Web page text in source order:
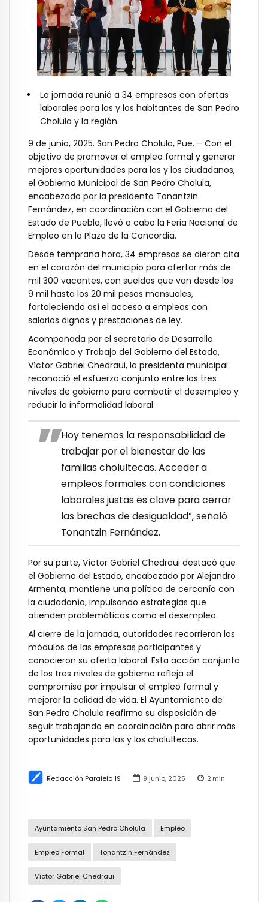
Redacción Paralelo 19 9 junio, 2025 2 min
Ayuntamiento San Pedro Cholula Empleo
Empleo Formal Tonantzin Fernández
Víctor Gabriel Chedraui
La jornada reunió a 34 empresas con ofertas
laborales para las y los habitantes de San Pedro
Cholula y la región.
9 de junio, 2025. San Pedro Cholula, Pue. – Con el
objetivo de promover el empleo formal y generar
mejores oportunidades para las y los ciudadanos,
el Gobierno Municipal de San Pedro Cholula,
encabezado por la presidenta Tonantzin
Fernández, en coordinación con el Gobierno del
Estado de Puebla, llevó a cabo la Feria Nacional de
Empleo en la Plaza de la Concordia.
Desde temprana hora, 34 empresas se dieron cita
en el corazón del municipio para ofertar más de
mil 300 vacantes, con sueldos que van desde los
9 mil hasta los 20 mil pesos mensuales,
fortaleciendo así el acceso a empleos con
salarios dignos y prestaciones de ley.
Acompañada por el secretario de Desarrollo
Económico y Trabajo del Gobierno del Estado,
Víctor Gabriel Chedraui, la presidenta municipal
reconoció el esfuerzo conjunto entre los tres
niveles de gobierno para combatir el desempleo y
reducir la informalidad laboral.
Hoy tenemos la responsabilidad de
trabajar por el bienestar de las
familias cholultecas. Acceder a
empleos formales con condiciones
laborales justas es clave para cerrar
las brechas de desigualdad”, señaló
Tonantzin Fernández.
Por su parte, Víctor Gabriel Chedraui destacó que
el Gobierno del Estado, encabezado por Alejandro
Armenta, mantiene una política de cercanía con
la ciudadanía, impulsando estrategias que
atienden problemáticas como el desempleo.
Al cierre de la jornada, autoridades recorrieron los
módulos de las empresas participantes y
conocieron su oferta laboral. Esta acción conjunta
de los tres niveles de gobierno refleja el
compromiso por impulsar el empleo formal y
mejorar la calidad de vida. El Ayuntamiento de
San Pedro Cholula reafirma su disposición de
seguir trabajando en coordinación para abrir más
oportunidades para las y los cholultecas.